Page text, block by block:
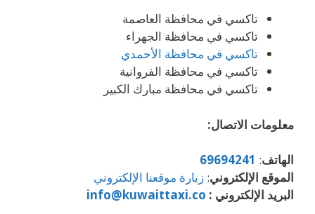
تاكسي في محافظة العاصمة
تاكسي في محافظة الجهراء
تاكسي في محافظة الأحمدي
تاكسي في محافظة الفروانية
تاكسي في محافظة مبارك الكبير
معلومات الاتصال:
الهاتف:
69694241
الموقع الإلكتروني: زيارة موقعنا الإلكتروني
البريد الإلكتروني : info@kuwaittaxi.co